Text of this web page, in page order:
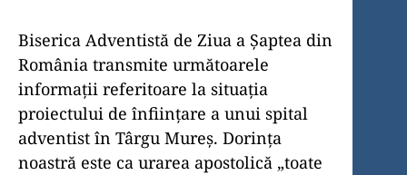
Biserica Adventistă de Ziua a Șaptea din
România transmite următoarele
informații referitoare la situația
proiectului de înființare a unui spital
adventist în Târgu Mureș. Dorința
noastră este ca urarea apostolică „toate